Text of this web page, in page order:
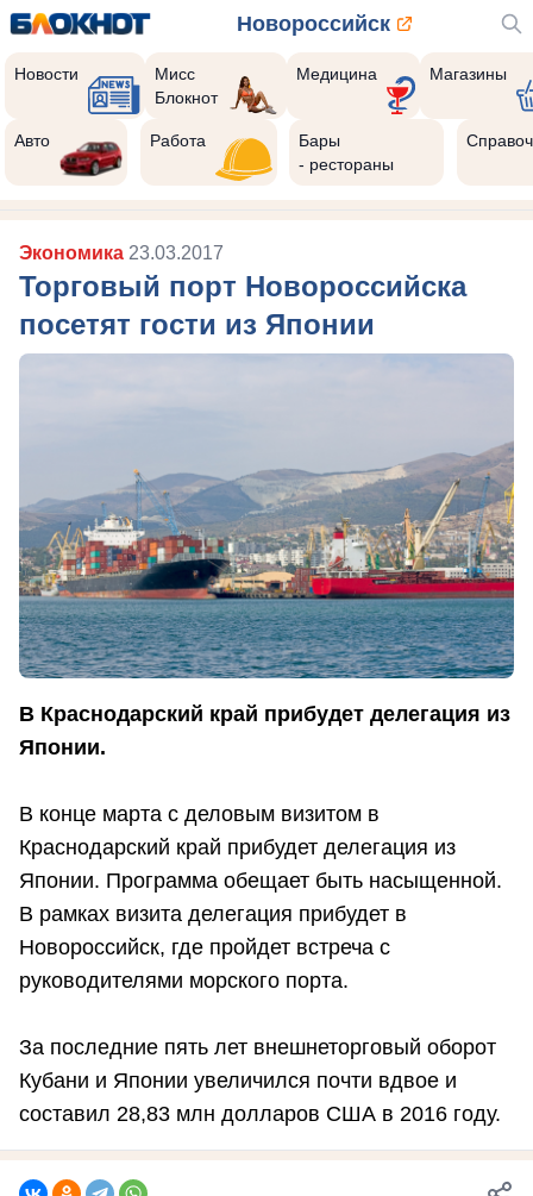
Новороссийск
Новости
Мисс
Блокнот
Медицина Магазины
Авто Работа
Бары
- рестораны
Экономика 23.03.2017
Торговый порт Новороссийска
посетят гости из Японии
В Краснодарский край прибудет делегация из
Японии.
В конце марта с деловым визитом в
Краснодарский край прибудет делегация из
Японии. Программа обещает быть насыщенной.
В рамках визита делегация прибудет в
Новороссийск, где пройдет встреча с
руководителями морского порта.
За последние пять лет внешнеторговый оборот
Кубани и Японии увеличился почти вдвое и
составил 28,83 млн долларов США в 2016 году.